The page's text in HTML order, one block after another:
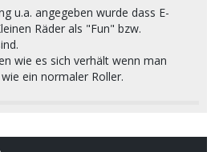
u.a. angegeben wurde dass E-
Räder als "Fun" bzw.
wie es sich verhält wenn man
ein normaler Roller.